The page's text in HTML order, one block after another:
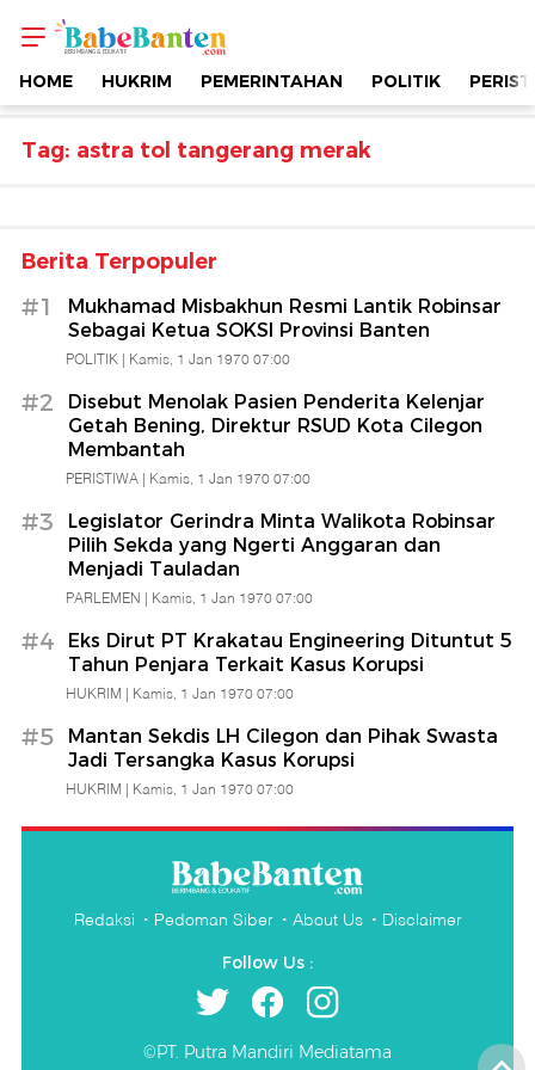
Topik
-
Astra
Tangerang
Merak
Berimbang
&
Edukatif
Babe
Banten
HOME HUKRIM PEMERINTAHAN POLITIK
Tag: astra tol tangerang merak
Berita Terpopuler
#1
Mukhamad Misbakhun Resmi Lantik Robinsar
Sebagai Ketua SOKSI Provinsi Banten
POLITIK | Kamis, 1 Jan 1970 07:00
#2
Disebut Menolak Pasien Penderita Kelenjar
Getah Bening, Direktur RSUD Kota Cilegon
Membantah
PERISTIWA | Kamis, 1 Jan 1970 07:00
#3
Legislator Gerindra Minta Walikota Robinsar
Pilih Sekda yang Ngerti Anggaran dan
Menjadi Tauladan
PARLEMEN | Kamis, 1 Jan 1970 07:00
#4
Eks Dirut PT Krakatau Engineering Dituntut 5
Tahun Penjara Terkait Kasus Korupsi
HUKRIM | Kamis, 1 Jan 1970 07:00
#5
Mantan Sekdis LH Cilegon dan Pihak Swasta
Jadi Tersangka Kasus Korupsi
HUKRIM | Kamis, 1 Jan 1970 07:00
Redaksi Pedoman Siber About Us Disclaimer
Follow Us :
©PT. Putra Mandiri Mediatama